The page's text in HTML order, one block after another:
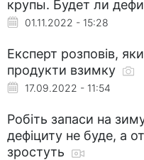
крупы. Будет ли
01.11.2022 - 15:28
Експерт розповів,
продукти взимку
17.09.2022 - 11:54
Робіть запаси на
дефіциту не буде, а
зростуть